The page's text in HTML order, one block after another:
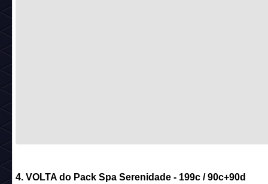
4. VOLTA do Pack Spa Serenidade - 199c / 90c+90d